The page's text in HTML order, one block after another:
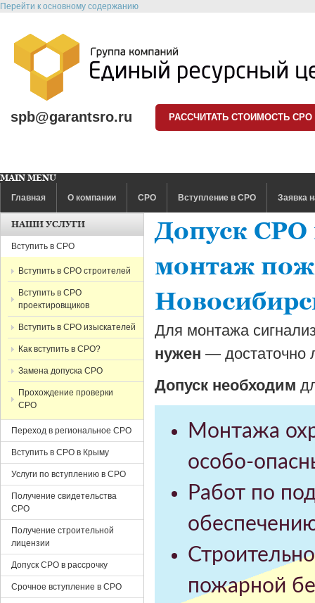
Перейти к основному содержанию
spb@garantsro.ru РАССЧИТАТЬ СТОИМОСТЬ СРО
MAIN MENU
Главная
О компании СРО Вступление в СРО Заявка
Допуск СРО
монтаж
Для монтажа
нужен — достаточно
Допуск необходим
Монтажа
особо-
Работ по
пожарной
НАШИ УСЛУГИ
Вступить в СРО
Вступить в СРО строителей
Вступить в СРО
проектировщиков
Вступить в СРО изыскателей
Как вступить в СРО?
Замена допуска СРО
Прохождение проверки
СРО
Переход в региональное СРО
Вступить в СРО в Крыму
Услуги по вступлению в СРО
Получение свидетельства
СРО
Получение строительной
лицензии
Допуск СРО в рассрочку
Срочное вступление в СРО